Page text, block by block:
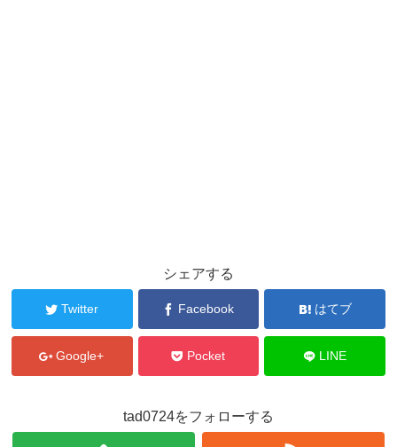
シェアする
Twitter Facebook はてブ
Google+ Pocket LINE
tad0724をフォローする